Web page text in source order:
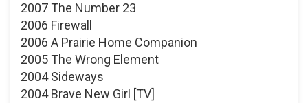
2007 The Number 23
2006 Firewall
2006 A Prairie Home Companion
2005 The Wrong Element
2004 Sideways
2004 Brave New Girl [TV]